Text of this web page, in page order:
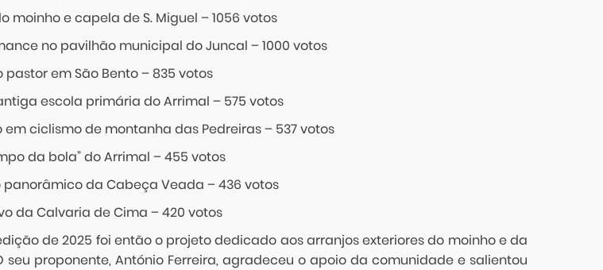
moinho e capela de S. Miguel – 1056 votos
no pavilhão municipal do Juncal – 1000 votos
pastor em São Bento – 835 votos
escola primária do Arrimal – 575 votos
em ciclismo de montanha das Pedreiras – 537 votos
da bola” do Arrimal – 455 votos
panorâmico da Cabeça Veada – 436 votos
da Calvaria de Cima – 420 votos
de 2025 foi então o projeto dedicado aos arranjos exteriores do moinho e da
seu proponente, António Ferreira, agradeceu o apoio da comunidade e salientou